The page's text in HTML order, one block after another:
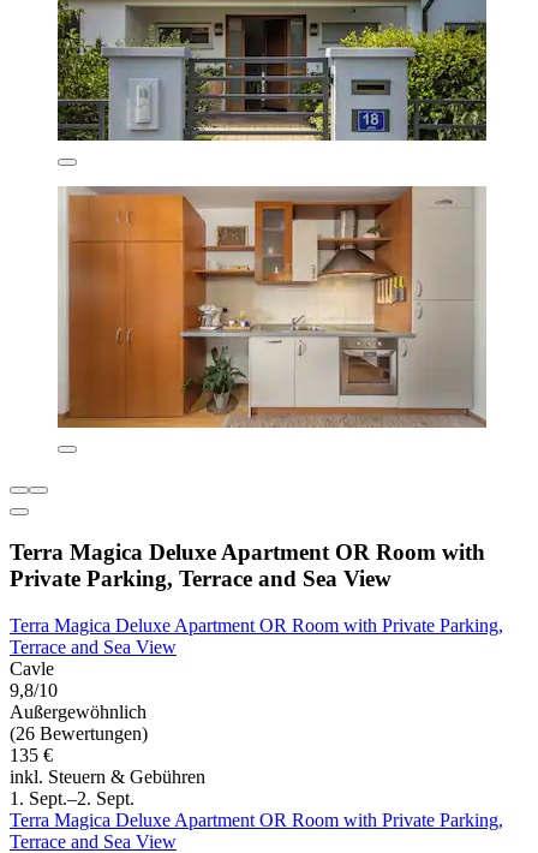
Terra Magica Deluxe Apartment OR Room with
Private Parking, Terrace and Sea View
Terra Magica Deluxe Apartment OR Room with Private Parking,
Terrace and Sea View
Cavle
9,8/10
Außergewöhnlich
(26 Bewertungen)
135 €
inkl. Steuern & Gebühren
1. Sept.–2. Sept.
Terra Magica Deluxe Apartment OR Room with Private Parking,
Terrace and Sea View